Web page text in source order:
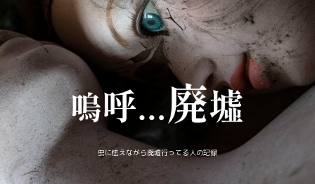
虫に怯えながら廃墟行ってる人の記録